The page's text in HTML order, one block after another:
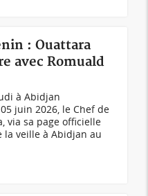
: Ouattara
avec Romuald
à Abidjan
juin 2026, le Chef de
via sa page officielle
veille à Abidjan au